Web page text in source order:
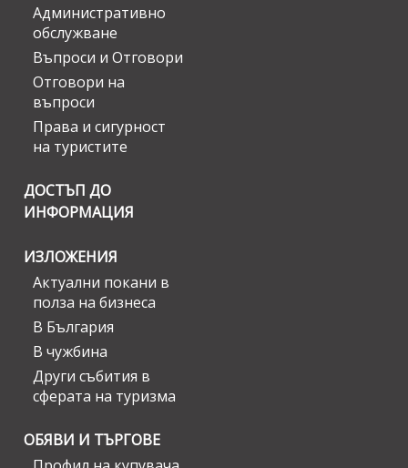
Административно
обслужване
Въпроси и Отговори
Отговори на
въпроси
Права и сигурност
на туристите
ДОСТЪП ДО
ИНФОРМАЦИЯ
ИЗЛОЖЕНИЯ
Актуални покани в
полза на бизнеса
В България
В чужбина
Други събития в
сферата на туризма
ОБЯВИ И ТЪРГОВЕ